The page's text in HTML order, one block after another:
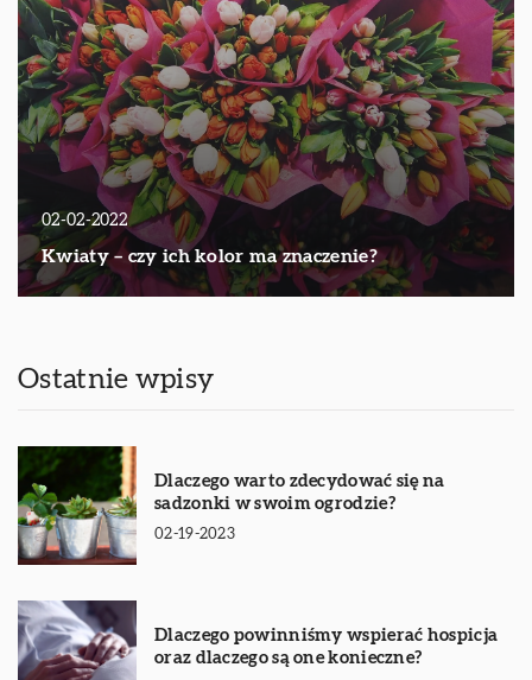
02-02-2022
Kwiaty – czy ich kolor ma znaczenie?
Ostatnie wpisy
Dlaczego warto zdecydować się na
sadzonki w swoim ogrodzie?
02-19-2023
Dlaczego powinniśmy wspierać hospicja
oraz dlaczego są one konieczne?